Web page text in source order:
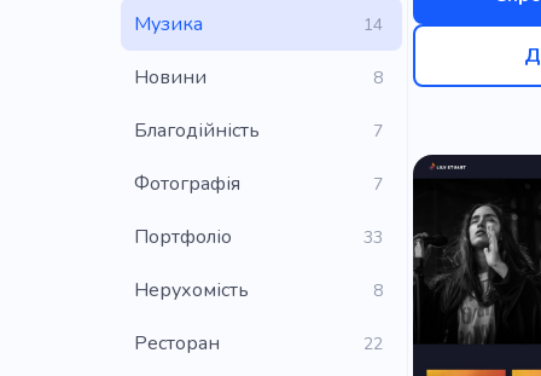
Музика 14
Новини 8
Благодійність 7
Фотографія 7
Портфоліо 33
Нерухомість 8
Ресторан 22
Голос для
Список
Трансляція
Групові